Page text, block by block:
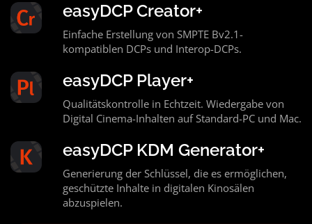
easyDCP Creator+
Einfache Erstellung von SMPTE Bv2.1-
kompatiblen DCPs und Interop-DCPs.
easyDCP Player+
Qualitätskontrolle in Echtzeit. Wiedergabe von
Digital Cinema-Inhalten auf Standard-PC und Mac.
easyDCP KDM Generator+
Generierung der Schlüssel, die es ermöglichen,
geschützte Inhalte in digitalen Kinosälen
abzuspielen.